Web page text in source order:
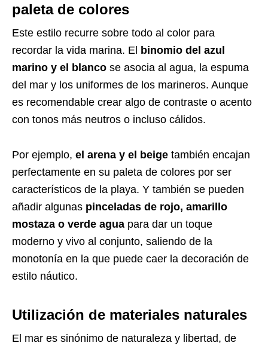
paleta de colores
Este estilo recurre sobre todo al color para
recordar la vida marina. El binomio del azul
marino y el blanco se asocia al agua, la espuma
del mar y los uniformes de los marineros. Aunque
es recomendable crear algo de contraste o acento
con tonos más neutros o incluso cálidos.
Por ejemplo, el arena y el beige también encajan
perfectamente en su paleta de colores por ser
característicos de la playa. Y también se pueden
añadir algunas pinceladas de rojo, amarillo
mostaza o verde agua para dar un toque
moderno y vivo al conjunto, saliendo de la
monotonía en la que puede caer la decoración de
estilo náutico.
Utilización de materiales naturales
El mar es sinónimo de naturaleza y libertad, de